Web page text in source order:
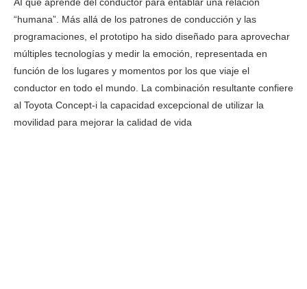
AI que aprende del conductor para entablar una relación
“humana”. Más allá de los patrones de conducción y las
programaciones, el prototipo ha sido diseñado para aprovechar
múltiples tecnologías y medir la emoción, representada en
función de los lugares y momentos por los que viaje el
conductor en todo el mundo. La combinación resultante confiere
al Toyota Concept-i la capacidad excepcional de utilizar la
movilidad para mejorar la calidad de vida